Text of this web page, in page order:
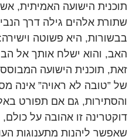
תוכנית הישועה האמיתית,
שתורת אלהים גילה דרך
בבשורות, היא פשוטה
האב, והוא ישלח אותך אל
זאת, תוכנית הישועה
של ”טובה לא ראויה” אינה
והסתירות, גם אם תפורט
דוקטרינה זו אהובה על
שאפשר ליהנות מתענוגות